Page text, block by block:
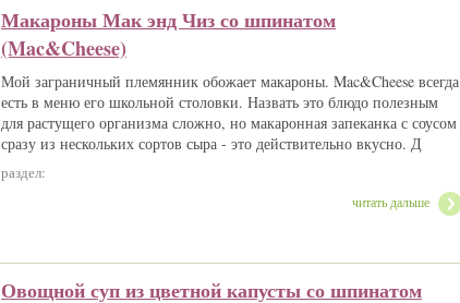
Макароны Мак энд Чиз со шпинатом
(Mac&Cheese)
Мой заграничный племянник обожает макароны. Mac&Cheese всегда
есть в меню его школьной столовки. Назвать это блюдо полезным
для растущего организма сложно, но макаронная запеканка с соусом
сразу из нескольких сортов сыра - это действительно вкусно. Д
раздел:
читать дальше
Овощной суп из цветной капусты со шпинатом